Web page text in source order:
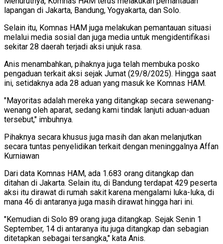
lapangan di Jakarta, Bandung, Yogyakarta, dan Solo.
Selain itu, Komnas HAM juga melakukan pemantauan situasi
melalui media sosial dan juga media untuk mengidentifikasi
sekitar 28 daerah terjadi aksi unjuk rasa.
Anis menambahkan, pihaknya juga telah membuka posko
pengaduan terkait aksi sejak Jumat (29/8/2025). Hingga saat
ini, setidaknya ada 28 aduan yang masuk ke Komnas HAM.
"Mayoritas adalah mereka yang ditangkap secara sewenang-
wenang oleh aparat, sedang kami tindak lanjuti aduan-aduan
tersebut," imbuhnya.
Pihaknya secara khusus juga masih dan akan melanjutkan
secara tuntas penyelidikan terkait dengan meninggalnya Affan
Kurniawan
Dari data Komnas HAM, ada 1.683 orang ditangkap dan
ditahan di Jakarta. Selain itu, di Bandung terdapat 429 peserta
aksi itu dirawat di rumah sakit karena mengalami luka-luka, di
mana 46 di antaranya juga masih dirawat hingga hari ini.
"Kemudian di Solo 89 orang juga ditangkap. Sejak Senin 1
September, 14 di antaranya itu juga ditangkap dan sebagian
ditetapkan sebagai tersangka," kata Anis.